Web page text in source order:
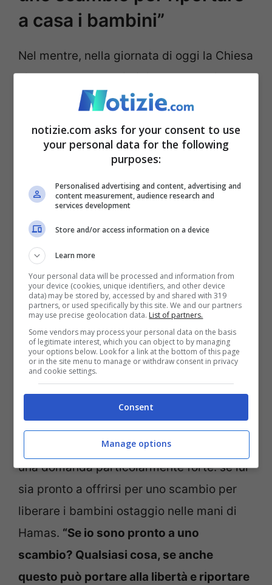
a casa i bambini”
Nel mentre, nella giornata di oggi la Chiesa
vive un momento di digiuno e preghiera
nelle chiese italiane e in quelle della Terra
palestinesi. Iniziativa il cui senso è stato
spiegato dal presidente della Cei in un
editoriale sul quotidiano Avvenire, in cui si
spiegava che si sente “quasi fisicamente il
bisogno distringerci alle sorelle e ai
fratelli della Terra Santa perché il Dio della
pace ispiri il coraggio di scelte nuove, che
sappiano trarre dal colpevole scempio una
forza nuova di pace”.
Ha tuttavia lasciato tutti senza fiato la
dichiarazione rilasciata dal cardinale
Pierbattista Pizzaballa, patriarca latino di
Gerusalemme, in un incontro online con un
gruppo di giornalisti in cui ha risposto a
una domanda particolarmente forte: se lui
sia pronto a offrirsi per uno scambio per
liberare i bambini ostaggio nelle mani di
Hamas. “Se io sono pronto a uno
scambio? Qualsiasi cosa, se anche
questo può portare alla libertà e riportare
notizie.com asks for your consent to use
your personal data for the following
purposes:
Personalised advertising and content, advertising and
content measurement, audience research and
services development
Store and/or access information on a device
Learn more
Your personal data will be processed and information from
your device (cookies, unique identifiers, and other device
data) may be stored by, accessed by and shared with 319
partners, or used specifically by this site. We and our partners
may use precise geolocation data. List of partners.
Some vendors may process your personal data on the basis
of legitimate interest, which you can object to by managing
your options below. Look for a link at the bottom of this page
or in the site menu to manage or withdraw consent in privacy
and cookie settings.
Consent
Manage options